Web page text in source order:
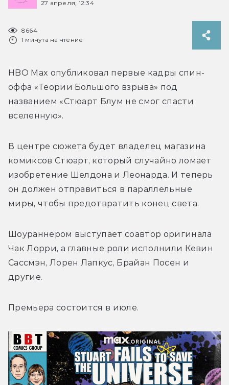
27 апреля, 12:34
8664
1 минута на чтение
HBO Max опубликовал первые кадры спин-
оффа «Теории Большого взрыва» под
названием «Стюарт Блум не смог спасти
вселенную».
В центре сюжета будет владелец магазина
комиксов Стюарт, который случайно ломает
изобретение Шелдона и Леонарда. И теперь
он должен отправиться в параллельные
миры, чтобы предотвратить конец света.
Шоураннером выступает соавтор оригинала
Чак Лорри, а главные роли исполнили Кевин
Сассмэн, Лорен Лапкус, Брайан Посен и
другие.
Премьера состоится в июле.